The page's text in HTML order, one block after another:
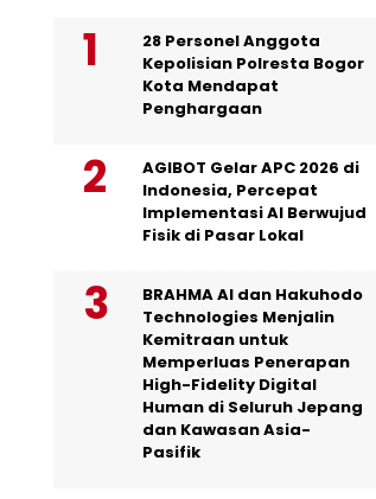
28 Personel Anggota
Kepolisian Polresta Bogor
Kota Mendapat
Penghargaan
AGIBOT Gelar APC 2026 di
Indonesia, Percepat
Implementasi AI Berwujud
Fisik di Pasar Lokal
BRAHMA AI dan Hakuhodo
Technologies Menjalin
Kemitraan untuk
Memperluas Penerapan
High-Fidelity Digital
Human di Seluruh Jepang
dan Kawasan Asia-
Pasifik